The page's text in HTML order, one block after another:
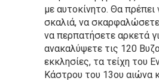
με αυτοκίνητο. Θα πρέπει
σκαλιά, να
να περπατήσετε αρκετά
ανακαλύψετε τις 120
εκκλησίες, τα τείχη του
Κάστρου του 13ου αιώνα